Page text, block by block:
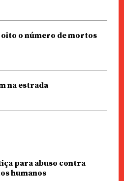
oito o número de mortos
na estrada
para abuso contra
humanos